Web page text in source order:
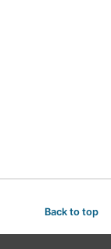
Back to top